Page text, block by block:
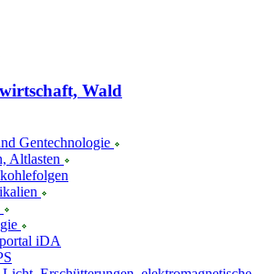
Wald
Gentechnologie
Altlasten
iDA